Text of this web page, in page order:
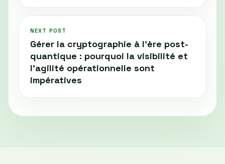
NEXT POST
Gérer la cryptographie à l’ère post-
quantique : pourquoi la visibilité et
l’agilité opérationnelle sont
impératives